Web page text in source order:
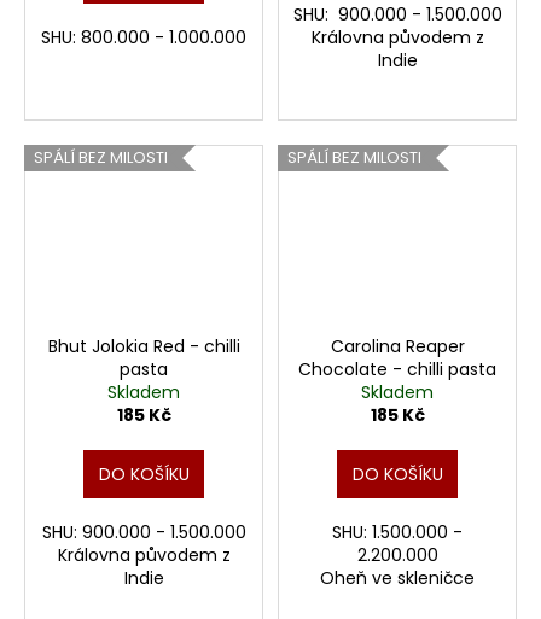
SHU: 800.000 - 1.000.000
SHU: 900.000 - 1.500.000
Královna původem z
Indie
SPÁLÍ BEZ MILOSTI
Bhut Jolokia Red - chilli
pasta
Skladem
185 Kč
DO KOŠÍKU
SHU: 900.000 - 1.500.000
Královna původem z
Indie
SPÁLÍ BEZ MILOSTI
Carolina Reaper
Chocolate - chilli pasta
Skladem
185 Kč
DO KOŠÍKU
SHU: 1.500.000 -
2.200.000
Oheň ve skleničce